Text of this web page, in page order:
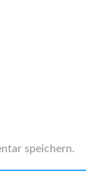
speichern.